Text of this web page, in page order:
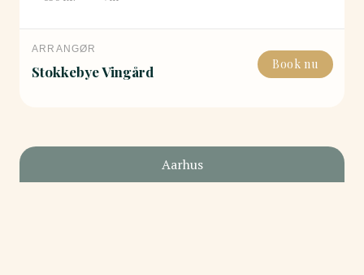
ARRANGØR
Stokkebye Vingård Book nu
Aarhus